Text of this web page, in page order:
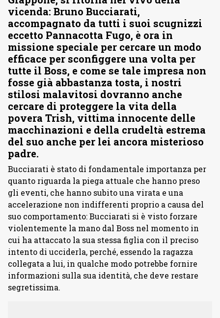
vicenda: Bruno Bucciarati,
accompagnato da tutti i suoi scugnizzi
eccetto Pannacotta Fugo, è ora in
missione speciale per cercare un modo
efficace per sconfiggere una volta per
tutte il Boss, e come se tale impresa non
fosse già abbastanza tosta, i nostri
stilosi malavitosi dovranno anche
cercare di proteggere la vita della
povera Trish, vittima innocente delle
macchinazioni e della crudeltà estrema
del suo anche per lei ancora misterioso
padre.
Bucciarati è stato di fondamentale importanza per
quanto riguarda la piega attuale che hanno preso
gli eventi, che hanno subito una virata e una
accelerazione non indifferenti proprio a causa del
suo comportamento: Bucciarati si è visto forzare
violentemente la mano dal Boss nel momento in
cui ha attaccato la sua stessa figlia con il preciso
intento di ucciderla, perché, essendo la ragazza
collegata a lui, in qualche modo potrebbe fornire
informazioni sulla sua identità, che deve restare
segretissima.